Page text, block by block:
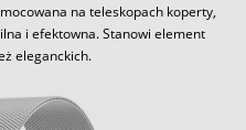
na teleskopach koperty,
i efektowna. Stanowi element
eleganckich.